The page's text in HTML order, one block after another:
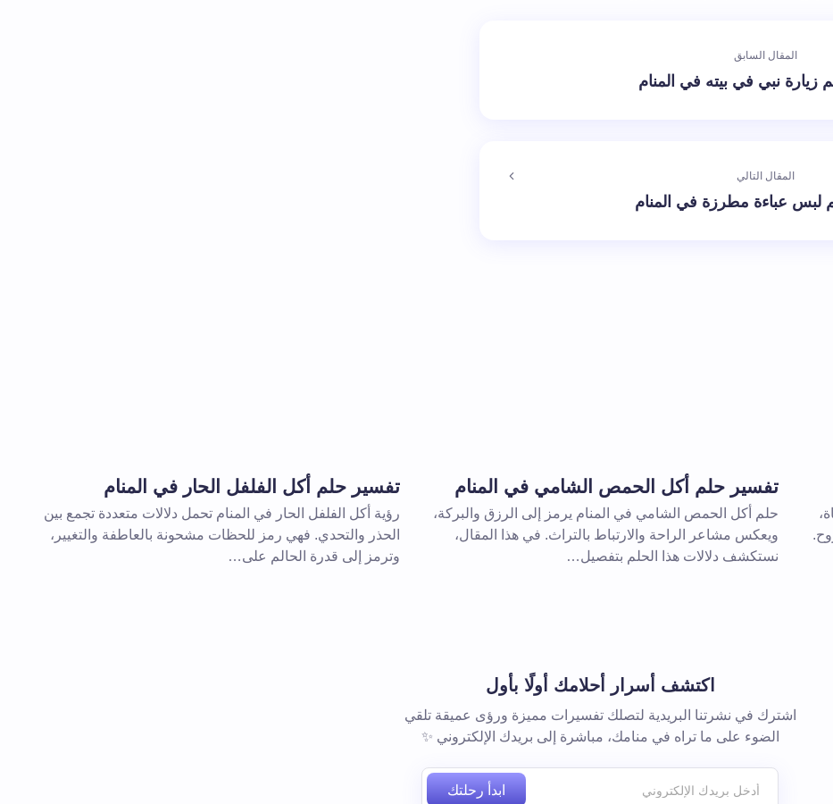
المقال السابق
زيارة نبي في بيته في المنام
المقال التالي
لبس عباءة مطرزة في المنام
تفسير حلم أكل الحمص الشامي في المنام
حلم أكل الحمص الشامي في المنام يرمز إلى الرزق والبركة،
ويعكس مشاعر الراحة والارتباط بالتراث. في هذا المقال،
نستكشف دلالات هذا الحلم بتفصيل…
تفسير حلم أكل الفلفل الحار في المنام
رؤية أكل الفلفل الحار في المنام تحمل دلالات متعددة تجمع بين
الحذر والتحدي. فهي رمز للحظات مشحونة بالعاطفة والتغيير،
وترمز إلى قدرة الحالم على…
اكتشف أسرار أحلامك أولًا بأول
اشترك في نشرتنا البريدية لتصلك تفسيرات مميزة ورؤى عميقة تلقي
الضوء على ما تراه في منامك، مباشرة إلى بريدك الإلكتروني ✨
ابدأ رحلتك